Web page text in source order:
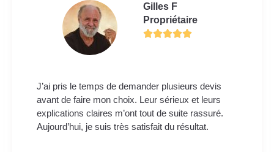
Gilles F
Propriétaire
J’ai pris le temps de demander plusieurs devis
avant de faire mon choix. Leur sérieux et leurs
explications claires m’ont tout de suite rassuré.
Aujourd’hui, je suis très satisfait du résultat.